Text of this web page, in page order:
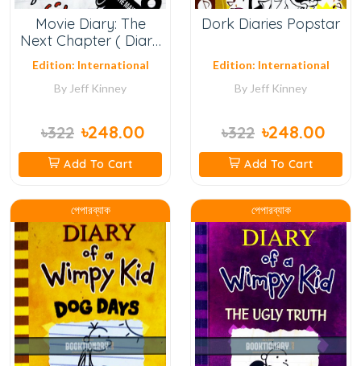
Movie Diary: The
Next Chapter ( Diary
Of A Wimpy Kid
Series )
Edition: International
By Jeff Kinney
৳322 ৳248.00
Add To Cart
Dork Diaries Popstar
Edition: International
By Jeff Kinney
৳322 ৳248.00
Add To Cart
পেপারব্যাক পেপারব্যাক